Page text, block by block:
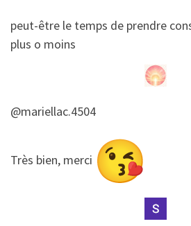
​peut-être le temps de prendre
plus o moins
@mariellac.4504
​​Très bien, merci